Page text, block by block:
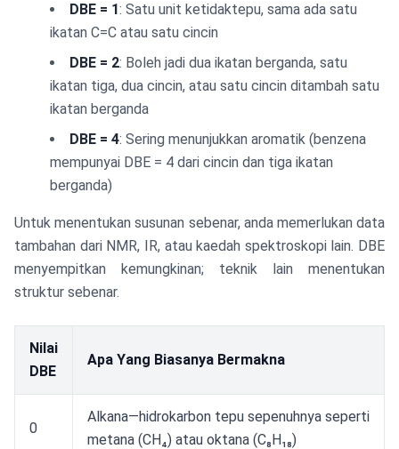
DBE = 1: Satu unit ketidaktepu, sama ada satu
ikatan C=C atau satu cincin
DBE = 2: Boleh jadi dua ikatan berganda, satu
ikatan tiga, dua cincin, atau satu cincin ditambah satu
ikatan berganda
DBE = 4: Sering menunjukkan aromatik (benzena
mempunyai DBE = 4 dari cincin dan tiga ikatan
berganda)
Untuk menentukan susunan sebenar, anda memerlukan data
tambahan dari NMR, IR, atau kaedah spektroskopi lain. DBE
menyempitkan kemungkinan; teknik lain menentukan
struktur sebenar.
Nilai
DBE
Apa Yang Biasanya Bermakna
0
Alkana—hidrokarbon tepu sepenuhnya seperti
metana (CH₄) atau oktana (C₈H₁₈)